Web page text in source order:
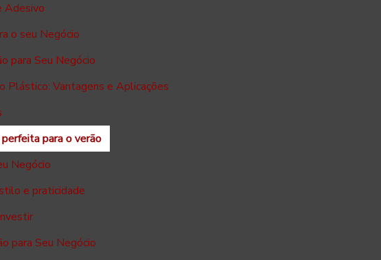
Adesivo
o seu Negócio
para Seu Negócio
Plástico: Vantagens e Aplicações
para o verão
Negócio
e praticidade
para Seu Negócio